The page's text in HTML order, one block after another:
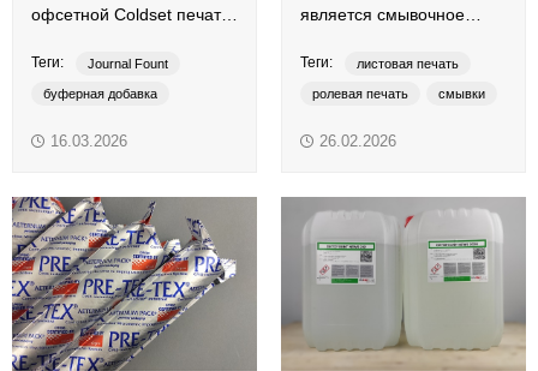
офсетной Coldset печати
Теги: Journal Fount
буферная добавка
16.03.2026
является смывочное
Теги: листовая печать
ролевая печать смывки
26.02.2026